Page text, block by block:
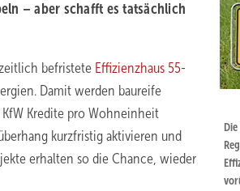
– aber schafft es tatsächlich
befristete Effizienzhaus 55-
Damit werden baureife
Kredite pro Wohneinheit
kurzfristig aktivieren und
erhalten so die Chance, wieder